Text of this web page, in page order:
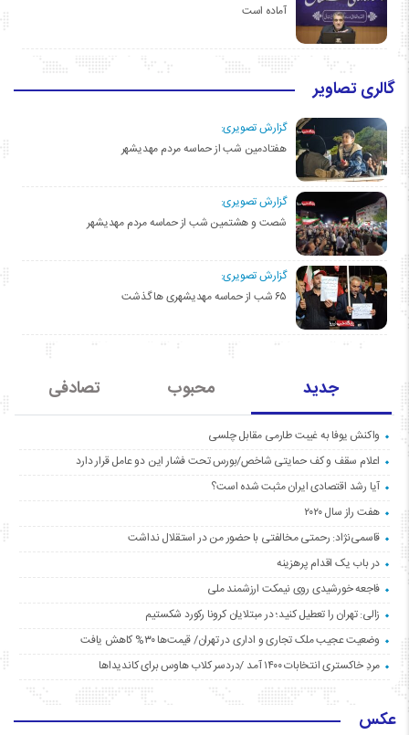
آماده است
گالری تصاویر
گزارش تصویری:
هفتادمین شب از حماسه مردم مهدیشهر
گزارش تصویری:
شصت و هشتمین شب از حماسه مردم مهدیشهر
گزارش تصویری:
۶۵ شب از حماسه مهدیشهری ها گذشت
جدید محبوب تصادفی
واکنش یوفا به غیبت طارمی مقابل چلسی
اعلام سقف و کف حمایتی شاخص/بورس تحت فشار این دو عامل قرار دارد
آیا رشد اقتصادی ایران مثبت شده است؟
هفت راز سال ۲۰۲۰
قاسمی‌نژاد: رحمتی مخالفتی با حضور من در استقلال نداشت
در باب یک اقدام پرهزینه
فاجعه خورشیدی روی نیمکت ارزشمند ملی
زالی: تهران را تعطیل کنید؛ در مبتلایان کرونا رکورد شکستیم
وضعیت عجیب ملک تجاری و اداری در تهران/ قیمت‌ها ۳۰% کاهش یافت
مردِ خاکستری انتخابات ۱۴۰۰ آمد /دردسر کلاب هاوس برای کاندیداها
عکس